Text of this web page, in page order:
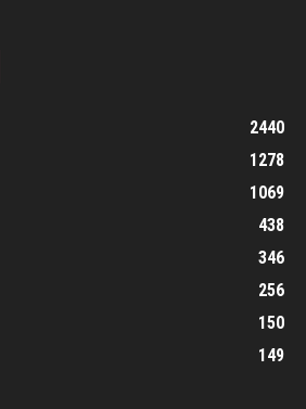
2440
1278
1069
438
346
256
150
149